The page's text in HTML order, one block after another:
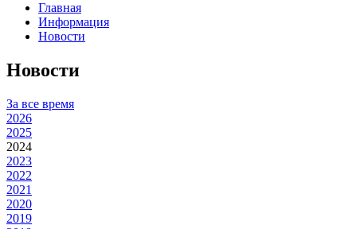
Главная
Информация
Новости
Новости
За все время
2026
2025
2024
2023
2022
2021
2020
2019